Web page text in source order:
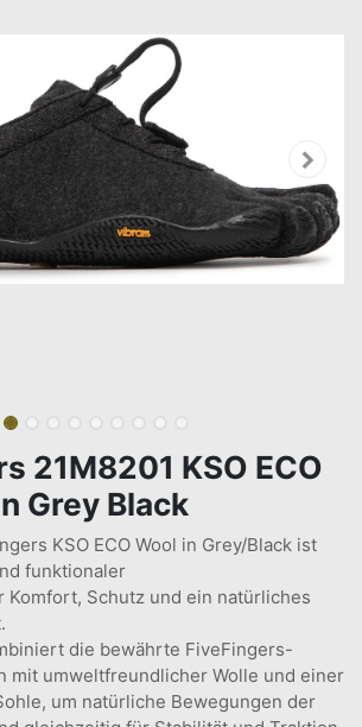
21M8201 KSO ECO
Grey Black
KSO ECO Wool in Grey/Black ist
funktionaler
Komfort, Schutz und ein natürliches
die bewährte FiveFingers-
mit umweltfreundlicher Wolle und einer
um natürliche Bewegungen der